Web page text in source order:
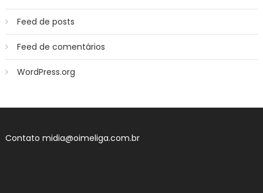
Feed de posts
Feed de comentários
WordPress.org
Contato midia@oimeliga.com.br